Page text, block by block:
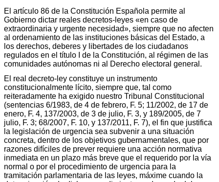
El artículo 86 de la Constitución Española permite al
Gobierno dictar reales decretos-leyes «en caso de
extraordinaria y urgente necesidad», siempre que no afecten
al ordenamiento de las instituciones básicas del Estado, a
los derechos, deberes y libertades de los ciudadanos
regulados en el título I de la Constitución, al régimen de las
comunidades autónomas ni al Derecho electoral general.
El real decreto-ley constituye un instrumento
constitucionalmente lícito, siempre que, tal como
reiteradamente ha exigido nuestro Tribunal Constitucional
(sentencias 6/1983, de 4 de febrero, F. 5; 11/2002, de 17 de
enero, F. 4, 137/2003, de 3 de julio, F. 3, y 189/2005, de 7
julio, F. 3; 68/2007, F. 10, y 137/2011, F. 7), el fin que justifica
la legislación de urgencia sea subvenir a una situación
concreta, dentro de los objetivos gubernamentales, que por
razones difíciles de prever requiere una acción normativa
inmediata en un plazo más breve que el requerido por la vía
normal o por el procedimiento de urgencia para la
tramitación parlamentaria de las leyes, máxime cuando la